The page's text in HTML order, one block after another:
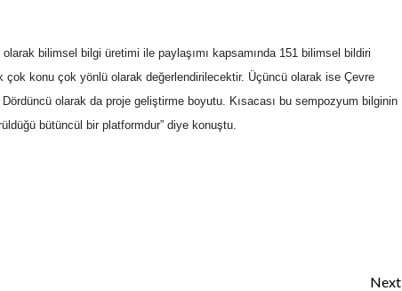
bilimsel bilgi üretimi ile paylaşımı kapsamında 151 bilimsel bildiri
çok konu çok yönlü olarak değerlendirilecektir. Üçüncü olarak ise Çevre
olarak da proje geliştirme boyutu. Kısacası bu sempozyum bilginin
bütüncül bir platformdur” diye konuştu.
Next